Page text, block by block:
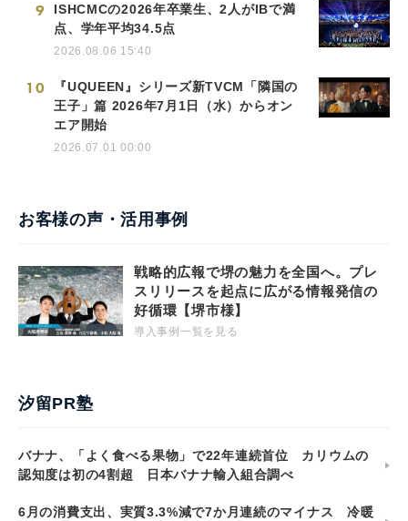
9
ISHCMCの2026年卒業生、2人がIBで満
点、学年平均34.5点
2026.08.06 15:40
10
『UQUEEN』シリーズ新TVCM「隣国の
王子」篇 2026年7月1日（水）からオン
エア開始
2026.07.01 00:00
お客様の声・活用事例
戦略的広報で堺の魅力を全国へ。プレ
スリリースを起点に広がる情報発信の
好循環【堺市様】
導入事例一覧を見る
汐留PR塾
バナナ、「よく食べる果物」で22年連続首位 カリウムの
認知度は初の4割超 日本バナナ輸入組合調べ
6月の消費支出、実質3.3%減で7か月連続のマイナス 冷暖